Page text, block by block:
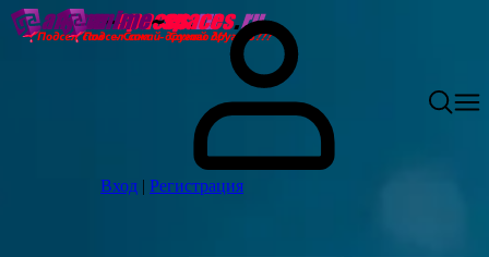
Вход | Регистрация